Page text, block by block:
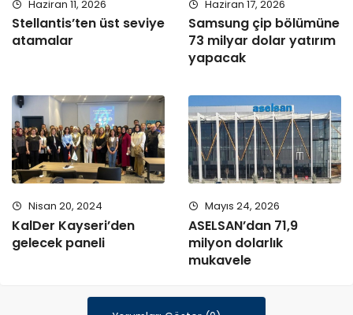
Haziran 11, 2026
Stellantis’ten üst seviye
atamalar
Haziran 17, 2026
Samsung çip bölümüne
73 milyar dolar yatırım
yapacak
Nisan 20, 2024
KalDer Kayseri’den
gelecek paneli
Mayıs 24, 2026
ASELSAN’dan 71,9
milyon dolarlık
mukavele